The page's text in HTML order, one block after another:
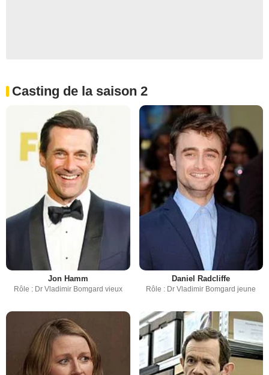
Casting de la saison 2
Jon Hamm
Rôle : Dr Vladimir Bomgard vieux
Daniel Radcliffe
Rôle : Dr Vladimir Bomgard jeune